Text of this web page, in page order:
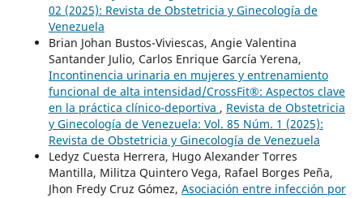
02 (2025): Revista de Obstetricia y Ginecología de
Venezuela
Brian Johan Bustos-Viviescas, Angie Valentina
Santander Julio, Carlos Enrique García Yerena,
Incontinencia urinaria en mujeres y entrenamiento
funcional de alta intensidad/CrossFit®: Aspectos clave
en la práctica clínico-deportiva , Revista de Obstetricia
y Ginecología de Venezuela: Vol. 85 Núm. 1 (2025):
Revista de Obstetricia y Ginecología de Venezuela
Ledyz Cuesta Herrera, Hugo Alexander Torres
Mantilla, Militza Quintero Vega, Rafael Borges Peña,
Jhon Fredy Cruz Gómez, Asociación entre infección por